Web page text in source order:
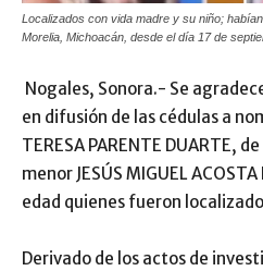
Localizados con vida madre y su niño;
Morelia, Michoacán, desde el día 17 de
Nogales, Sonora.- Se
en difusión de las cédulas a
TERESA PARENTE DUARTE,
menor JESÚS MIGUEL
edad quienes fueron
Derivado de los actos de